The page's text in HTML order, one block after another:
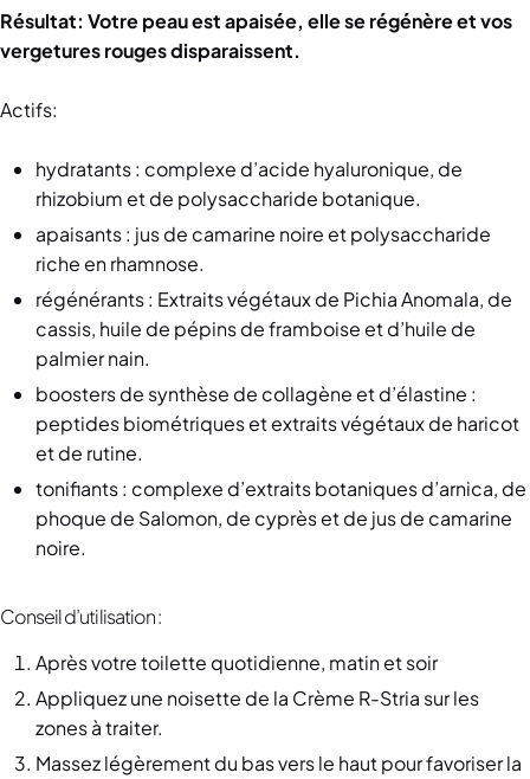
Résultat: Votre peau est apaisée, elle se régénère et vos
vergetures rouges disparaissent.
Actifs:
hydratants : complexe d’acide hyaluronique, de
rhizobium et de polysaccharide botanique.
apaisants : jus de camarine noire et polysaccharide
riche en rhamnose.
régénérants : Extraits végétaux de Pichia Anomala, de
cassis, huile de pépins de framboise et d’huile de
palmier nain.
boosters de synthèse de collagène et d’élastine :
peptides biométriques et extraits végétaux de haricot
et de rutine.
tonifiants : complexe d’extraits botaniques d’arnica, de
phoque de Salomon, de cyprès et de jus de camarine
noire.
Conseil d’utilisation :
Après votre toilette quotidienne, matin et soir
Appliquez une noisette de la Crème R-Stria sur les
zones à traiter.
Massez légèrement du bas vers le haut pour favoriser la